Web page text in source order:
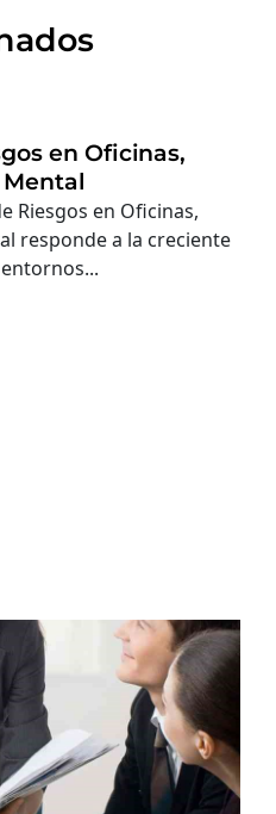
en Oficinas,
Riesgos en Oficinas,
responde a la creciente